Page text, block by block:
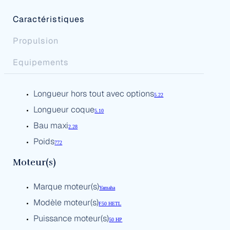
Caractéristiques
Propulsion
Equipements
Longueur hors tout avec options5.22
Longueur coque5.10
Bau maxi2.28
Poids772
Moteur(s)
Marque moteur(s)Yamaha
Modèle moteur(s)F50 HETL
Puissance moteur(s)50 HP